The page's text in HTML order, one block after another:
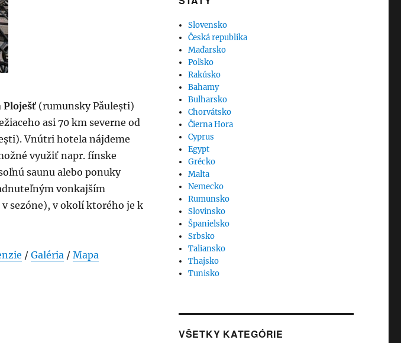
Ploješť(rumunsky Păulești)
asi 70 km severne od
Vnútri hotela nájdeme
využiť napr. fínske
saunu alebo ponuky
vonkajším
sezóne), v okolí ktorého je k
/ Galéria/ Mapa
Slovensko
Česká republika
Maďarsko
Poľsko
Rakúsko
Bahamy
Bulharsko
Chorvátsko
Čierna Hora
Cyprus
Egypt
Grécko
Malta
Nemecko
Rumunsko
Slovinsko
Španielsko
Srbsko
Taliansko
Thajsko
Tunisko
VŠETKY KATEGÓRIE